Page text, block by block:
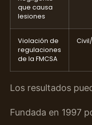
que causa
lesiones
Violación de
regulaciones
de la FMCSA
Los resultados
Fundada en 1997